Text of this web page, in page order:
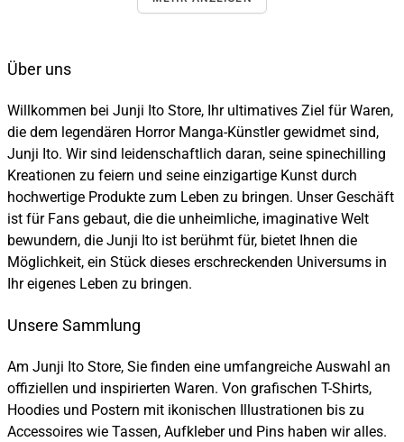
Über uns
Willkommen bei Junji Ito Store, Ihr ultimatives Ziel für Waren,
die dem legendären Horror Manga-Künstler gewidmet sind,
Junji Ito. Wir sind leidenschaftlich daran, seine spinechilling
Kreationen zu feiern und seine einzigartige Kunst durch
hochwertige Produkte zum Leben zu bringen. Unser Geschäft
ist für Fans gebaut, die die unheimliche, imaginative Welt
bewundern, die Junji Ito ist berühmt für, bietet Ihnen die
Möglichkeit, ein Stück dieses erschreckenden Universums in
Ihr eigenes Leben zu bringen.
Unsere Sammlung
Am Junji Ito Store, Sie finden eine umfangreiche Auswahl an
offiziellen und inspirierten Waren. Von grafischen T-Shirts,
Hoodies und Postern mit ikonischen Illustrationen bis zu
Accessoires wie Tassen, Aufkleber und Pins haben wir alles.